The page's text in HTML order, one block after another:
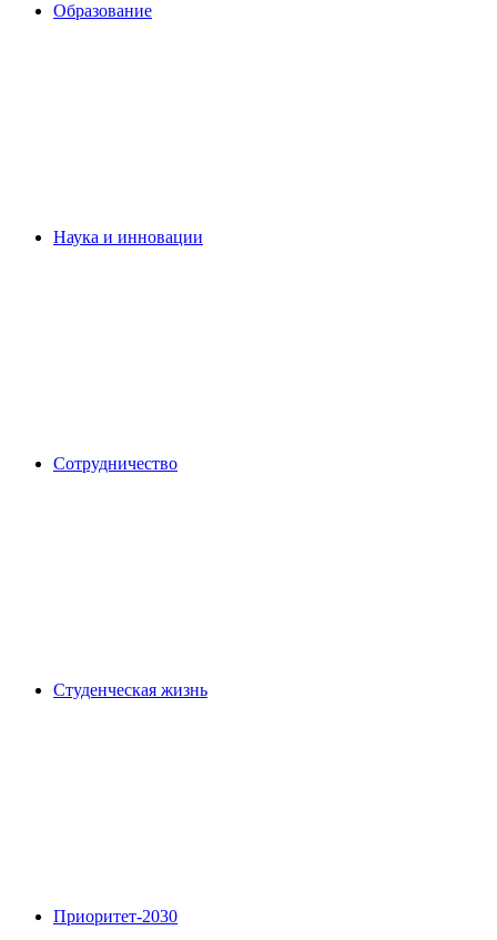
Образование
Наука и инновации
Сотрудничество
Студенческая жизнь
Приоритет-2030